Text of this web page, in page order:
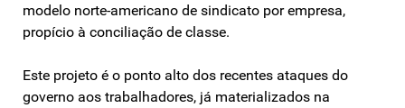
modelo norte-americano de sindicato por empresa,
propício à conciliação de classe.
Este projeto é o ponto alto dos recentes ataques do
governo aos trabalhadores, já materializados na